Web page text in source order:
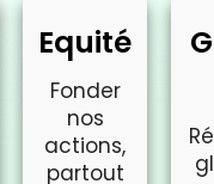
Equité
Fonder
nos
actions,
partout